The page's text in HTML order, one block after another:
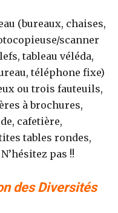
(bureaux, chaises,
scanner
tableau véléda,
téléphone fixe)
ou trois fauteuils,
à brochures,
cafetière,
tables rondes,
pas !!
des Diversités